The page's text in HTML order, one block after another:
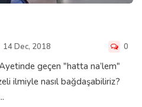
14 Dec, 2018 0
geçen "hatta na’lem"
ilmiyle nasıl bağdaşabiliriz?